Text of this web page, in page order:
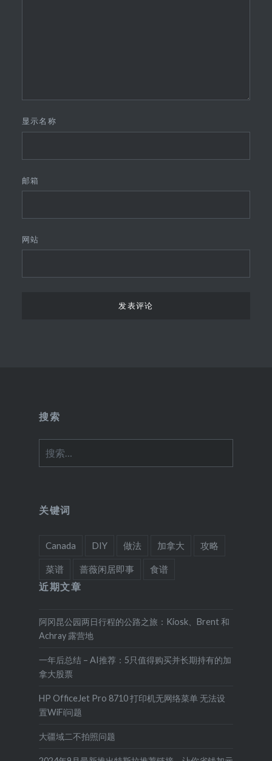
显示名称
邮箱
网站
搜索
索：
关键词
Canada DIY 做法 加拿大 攻略
菜谱 蔷薇闲居即事 食谱
近期文章
阿冈昆公园两日行程的公路之旅：Kiosk、Brent 和
Achray 露营地
一年后总结 – AI推荐：5只值得购买并长期持有的加
拿大股票
HP OfficeJet Pro 8710 打印机无网络菜单 无法设
置WiFi问题
大疆域二不拍照问题